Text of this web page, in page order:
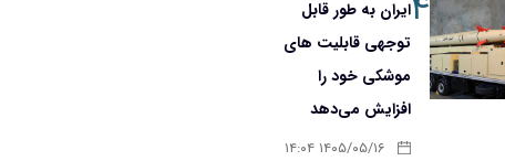
ایران به طور قابل
توجهی قابلیت های
موشکی خود را
افزایش می‌دهد
۱۴۰۵/۰۵/۱۶ ۱۴:۰۴